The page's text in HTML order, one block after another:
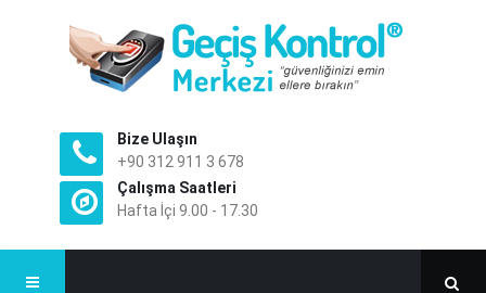
Bize Ulaşın
+90 312 911 3 678
Çalışma Saatleri
Hafta İçi 9.00 - 17.30